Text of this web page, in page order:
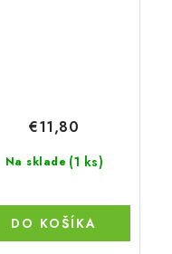
Na sklade (1 ks)
€11,80
DO KOŠÍKA